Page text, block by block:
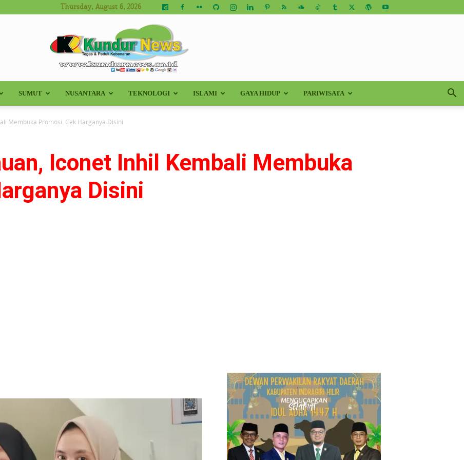
Thursday, August 6, 2026
Kundur
News
SUMUT NUSANTARA TEKNOLOGI ISLAMI GAYA HIDUP PARIWISATA
Membuka Promosi. Cek Harganya Disini
Iconet Inhil Kembali Membuka
Disini